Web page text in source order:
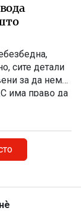
сите детали
за да нема
има право да
во ваква
додека се